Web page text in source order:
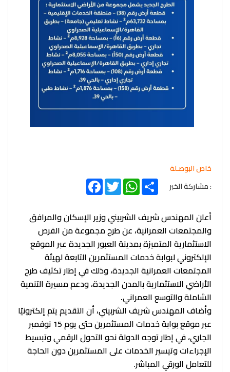
خاص البوصـلة
: مشاركة الخبر
FacebookTwitter
WhatsAppShare
أعلن المهندس شريف الشربيني وزير الإسكان والمرافق
والمجتمعات العمرانية، عن طرح مجموعة من الفرص
الاستثمارية المتميزة بمدينة العبور الجديدة عبر الموقع
الإلكتروني لبوابة خدمات المستثمرين التابعة لهيئة
المجتمعات العمرانية الجديدة، وذلك في إطار تكثيف طرح
الأراضي الاستثمارية بالمدن الجديدة، ودعم مسيرة التنمية
الشاملة والتوسع العمراني.
وأضاف المهندس شريف الشربيني، أن التقديم يتم إلكترونيًا
عبر موقع بوابة خدمات المستثمرين حتى يوم 15 نوفمبر
الجاري، في إطار توجه الدولة نحو التحول الرقمي وتبسيط
الإجراءات وتيسير الخدمات على المستثمرين دون الحاجة
للتعامل الورقي المباشر.